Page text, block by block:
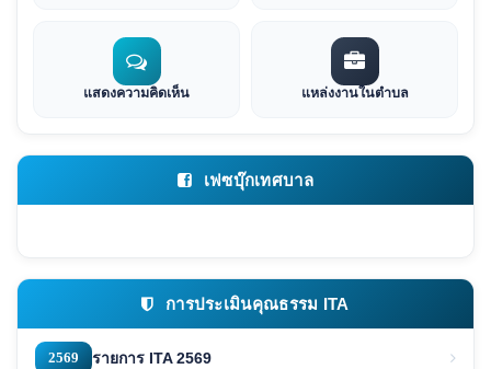
แสดงความคิดเห็น แหล่งงานในตำบล
เฟซบุ๊กเทศบาล
การประเมินคุณธรรม ITA
2569 รายการ ITA 2569